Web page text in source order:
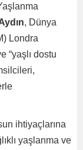
, Dünya
Londra
“yaşlı dostu
ihtiyaçlarına
yaşlanma ve